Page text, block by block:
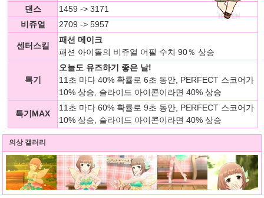
댄스
1459 -> 3171
비쥬얼
2709 -> 5957
센터스킬
패션 메이크
패션 아이돌의 비쥬얼 어필 수치 90％ 상승
특기
오늘도 유즈하기 좋은 날!
11초 마다 40% 확률로 6초 동안, PERFECT 스코어가
10% 상승, 슬라이드 아이콘이라면 40% 상승
특기MAX
11초 마다 60% 확률로 9초 동안, PERFECT 스코어가
10% 상승, 슬라이드 아이콘이라면 40% 상승
의상 갤러리